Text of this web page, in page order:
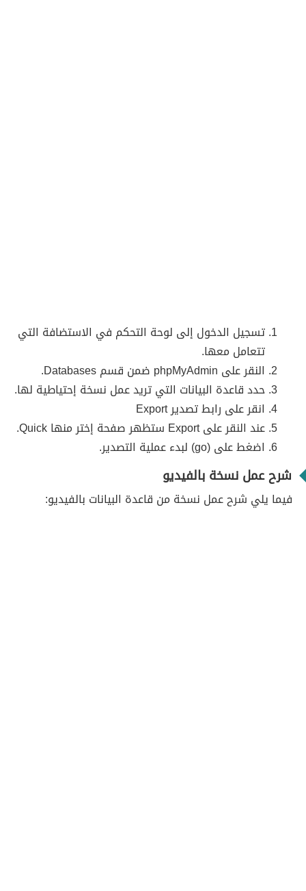
تسجيل الدخول إلى لوحة التحكم في الاستضافة التي
تتعامل معها.
النقر على phpMyAdmin ضمن قسم Databases.
حدد قاعدة البيانات التي تريد عمل نسخة إحتياطية لها.
انقر على رابط تصدير Export
عند النقر على Export ستظهر صفحة إختر منها Quick.
اضغط على (go) لبدء عملية التصدير.
شرح عمل نسخة بالفيديو
فيما يلي شرح عمل نسخة من قاعدة البيانات بالفيديو: